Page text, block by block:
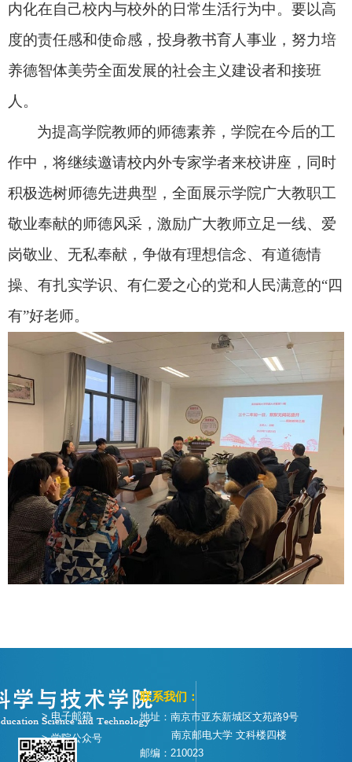
内化在自己校内与校外的日常生活行为中。要以高
度的责任感和使命感，投身教书育人事业，努力培
养德智体美劳全面发展的社会主义建设者和接班
人。
为提高学院教师的师德素养，学院在今后的工
作中，将继续邀请校内外专家学者来校讲座，同时
积极选树师德先进典型，全面展示学院广大教职工
敬业奉献的师德风采，激励广大教师立足一线、爱
岗敬业、无私奉献，争做有理想信念、有道德情
操、有扎实学识、有仁爱之心的党和人民满意的“四
有”好老师。
联系我们：
地址：南京市亚东新城区文苑路9号
南京邮电大学 文科楼四楼
邮编：210023
> 电子邮箱
> 学院公众号